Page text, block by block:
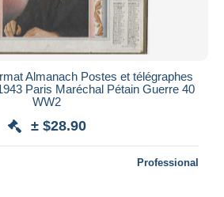
Almanach Postes et télégraphes
Paris Maréchal Pétain Guerre 40
WW2
± $28.90
Professional